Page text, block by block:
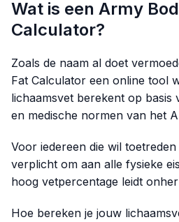
Wat is een Army
Calculator?
Zoals de naam al doet
Fat Calculator een online tool
lichaamsvet berekent op basis
en medische normen van het
Voor iedereen die wil
verplicht om aan alle fysieke
hoog vetpercentage leidt
Hoe bereken je jouw